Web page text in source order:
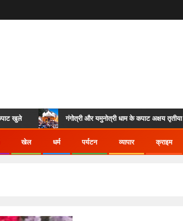
गंगोत्री और यमुनोत्री धाम के कपाट अक्षय तृतीया पर खुले
खेल धर्म पर्यटन व्यापार क्राइम